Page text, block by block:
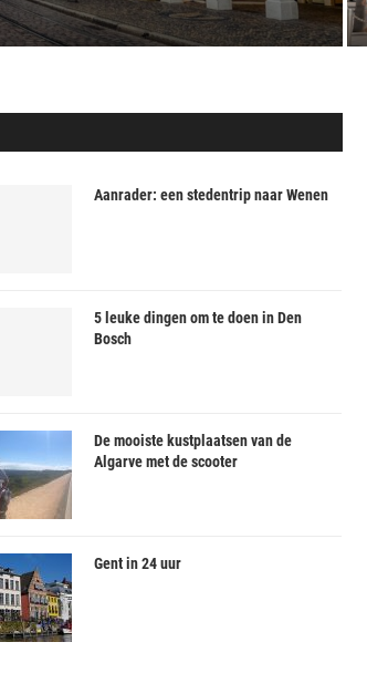
Aanrader: een stedentrip naar Wenen
5 leuke dingen om te doen in Den
Bosch
De mooiste kustplaatsen van de
Algarve met de scooter
Gent in 24 uur